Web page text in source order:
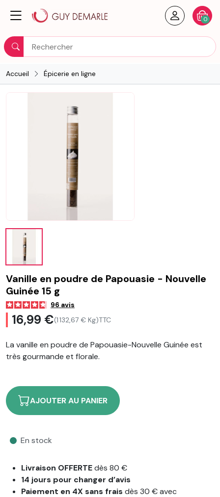
Rechercher
Créer
0
Accueil Épicerie en ligne
Vanille en poudre de Papouasie - Nouvelle
Guinée 15 g
96 avis
16,99 €(1 132,67 € Kg)TTC
La vanille en poudre de Papouasie-Nouvelle Guinée est
très gourmande et florale.
AJOUTER AU PANIER
En stock
Livraison OFFERTEdès 80 €
14 jours pour changer d’avis
Paiement en 4X sans fraisdès 30 € avec